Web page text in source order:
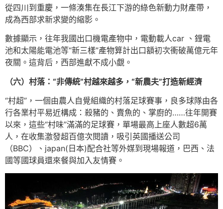
從四川到重慶，一條湊集在長江下游的綠色新動力財產帶，
成為西部求新求變的縮影。
數據顯示，往年我國出口機電產物中，電動載人car 、鋰電
池和太陽能電池等“新三樣”產物算計出口額初次衝破萬億元年
夜關。這背后，西部進獻不成小覷。
（六）村落：“非傳統”村越來越多，“新農夫”打造新經濟
“村超”，一個由農人自覺組織的村落足球賽事，良多球隊由各
行各業村平易近構成：殺豬的、賣魚的、掌廚的……往年開賽
以來，這些“村味”滿滿的足球賽，單場最高上座人數超6萬
人，在收集激發超百億次閱讀，吸引英國播送公司
（BBC）、japan(日本)配合社等外媒到現場報道，巴西、法
國等國球員還來餐與加入友情賽。